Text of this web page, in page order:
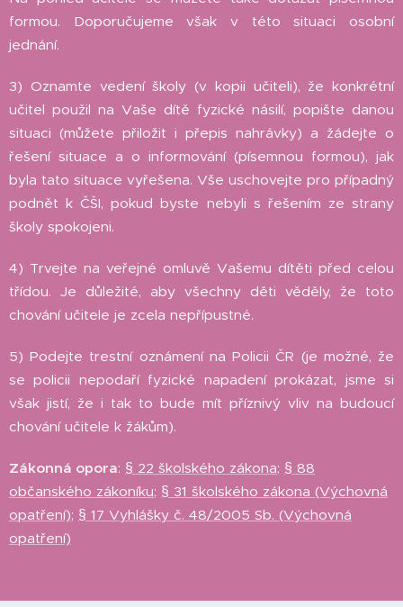
formou. Doporučujeme však v této situaci osobní
jednání.
3) Oznamte vedení školy (v kopii učiteli), že konkrétní
učitel použil na Vaše dítě fyzické násilí, popište danou
situaci (můžete přiložit i přepis nahrávky) a žádejte o
řešení situace a o informování (písemnou formou), jak
byla tato situace vyřešena. Vše uschovejte pro případný
podnět k ČŠI, pokud byste nebyli s řešením ze strany
školy spokojeni.
4) Trvejte na veřejné omluvě Vašemu dítěti před celou
třídou. Je důležité, aby všechny děti věděly, že toto
chování učitele je zcela nepřípustné.
5) Podejte trestní oznámení na Policii ČR (je možné, že
se policii nepodaří fyzické napadení prokázat, jsme si
však jistí, že i tak to bude mít příznivý vliv na budoucí
chování učitele k žákům).
Zákonná opora: § 22 školského zákona; § 88
občanského zákoníku; § 31 školského zákona (Výchovná
opatření); § 17 Vyhlášky č. 48/2005 Sb. (Výchovná
opatření)